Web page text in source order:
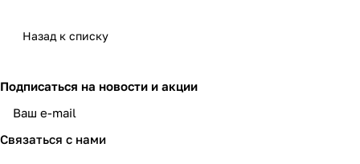
Назад к списку
Подписаться на новости и акции
Связаться с нами